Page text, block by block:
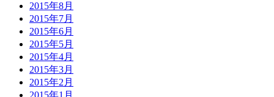
2015年8月
2015年7月
2015年6月
2015年5月
2015年4月
2015年3月
2015年2月